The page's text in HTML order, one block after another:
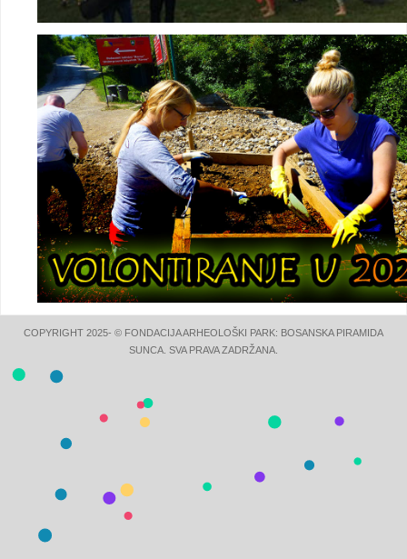
COPYRIGHT 2025- © FONDACIJA ARHEOLOŠKI PARK: BOSANSKA PIRAMIDA
SUNCA. SVA PRAVA ZADRŽANA.